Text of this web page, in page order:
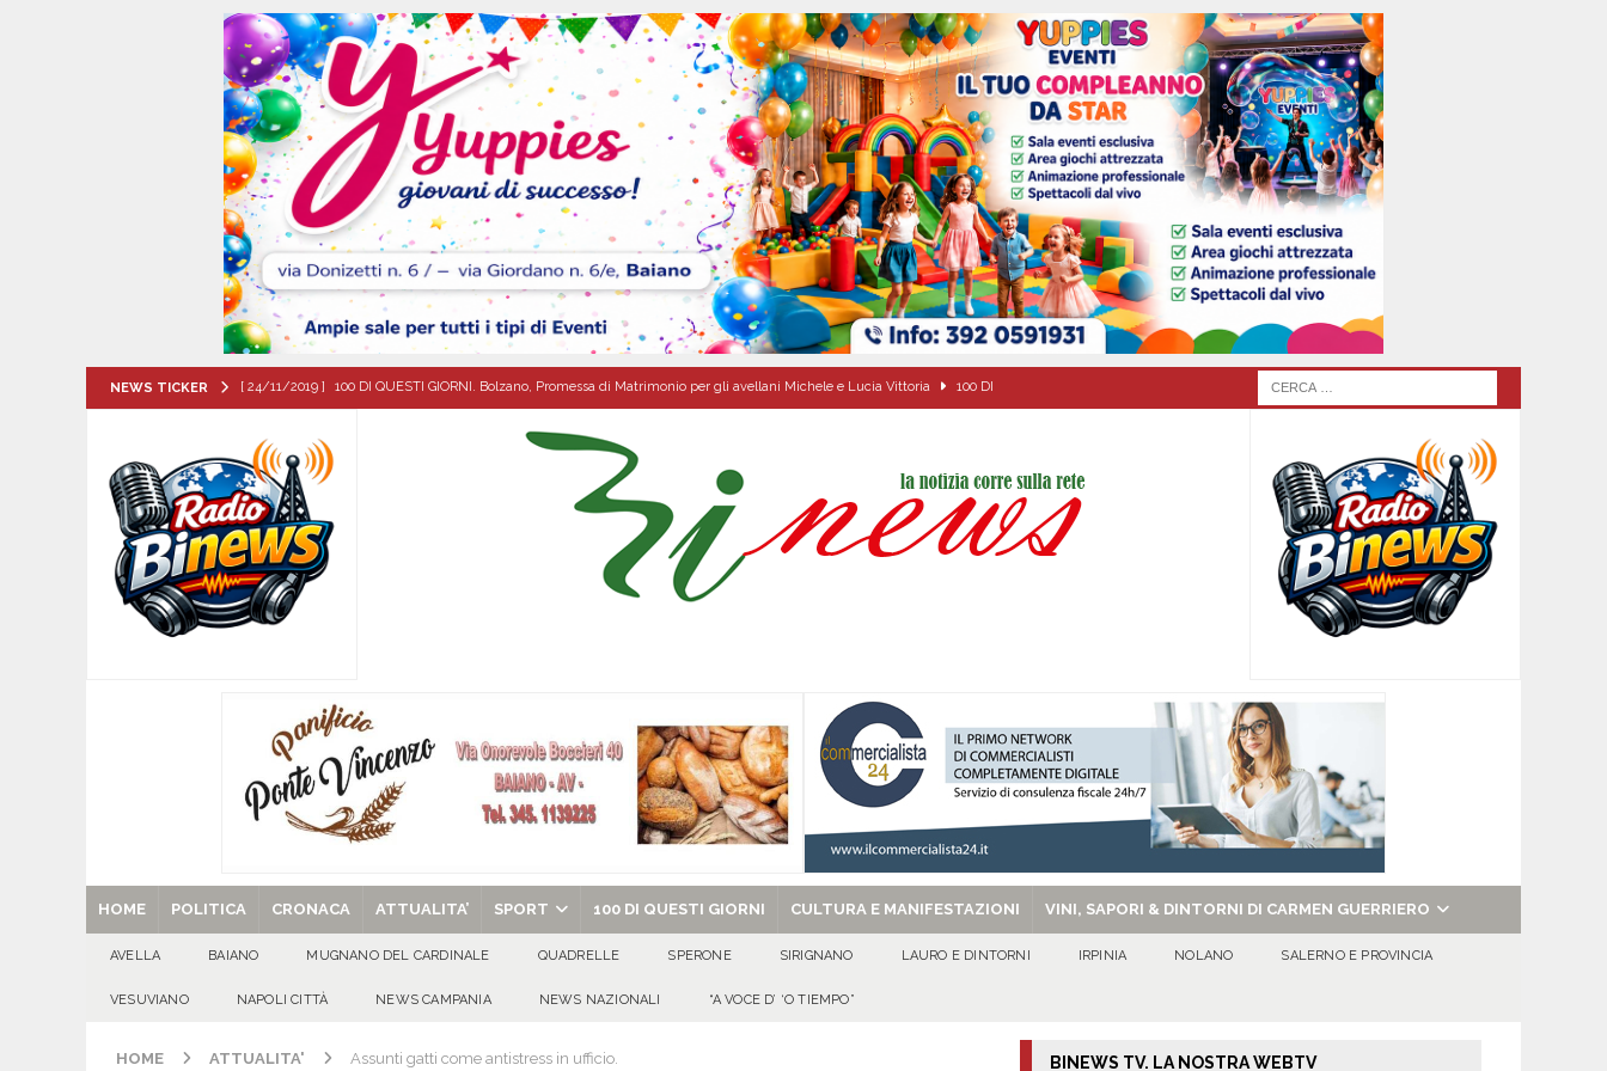
NEWS TICKER [ 24/11/2019 ] 100 DI QUESTI GIORNI. Bolzano, Promessa di Matrimonio per gli avellani Michele e Lucia Vittoria 100 DI
[ 07/08/2026 ] Visciano celebra Padre Arturo D’Onofrio: due giorni di fede nel ricordo del fondatore
MANIFESTAZIONI
[ 07/08/2026 ] MUGNANO DEL CARDINALE. L’Ipocrisia delle Apparenze e il Sociale Negato: il Caso del Centro Sociale mai
usato – abbandonato – vandalizzato e destinato al privato EVIDENZA
[ 07/08/2026 ]
una cultura collettiva. Nessuna crescita economica può prescindere dalla tutela della vita umana” CULTURA E
MANIFESTAZIONI
[ 07/08/2026 ] Casino senza KYC: cosa sono e come funzionano in Italia CULTURA E MANIFESTAZIONI
[ 29/08/2025 ] SANT’Oggi. Venerdì 29 agosto la chiesa celebra il Martirio di san Giovanni Battista e santa Sabina
HOME POLITICA CRONACA ATTUALITA’ SPORT 100 DI QUESTI GIORNI CULTURA E MANIFESTAZIONI VINI, SAPORI & DINTORNI DI CARMEN GUERRIERO
AVELLA BAIANO MUGNANO DEL CARDINALE QUADRELLE SPERONE SIRIGNANO LAURO E DINTORNI IRPINIA NOLANO SALERNO E PROVINCIA
VESUVIANO NAPOLI CITTÀ NEWS CAMPANIA NEWS NAZIONALI “A VOCE D’ ‘O TIEMPO”
HOME ATTUALITA' Assunti gatti come antistress in ufficio. BINEWS TV. LA NOSTRA WEBTV